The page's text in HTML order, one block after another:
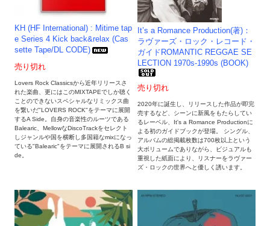
KH (HF International) : Mitime tap
e Series 4 Kick back&relax (Cas
sette Tape/DL CODE)
売り切れ
Lovers Rock Classicsから近年リリースさ
れた楽曲、更にはこのMIXTAPEでしか聴く
ことのできないスペシャルなリミックス曲
を繋いだ"LOVERS ROCK"をテーマに展開
するA Side。自身の音楽性のルーツである
Balearic、MellowなDiscoTrackをセレクト
しジャンルや国を横断し多国籍なmixになっ
ている"Balearic"をテーマに展開されるB si
de。
It’s a Romance Production(著)：
ラヴァーズ・ロック・レコード・
ガイドROMANTIC REGGAE SE
LECTION 1970s-1990s (BOOK)
売り切れ
2020年に誕生し、リリースした作品が即完
売するなど、シーンに新風をもたらしてい
るレーベル、It's a Romance Productionに
よる初のガイドブックが登場。 シングル、
アルバムの総掲載枚数は700枚以上という
大ボリュームでありながら、ビジュアルも
重視した紙面により、リスナーをラヴァー
ズ・ロックの世界へと優しく誘います。